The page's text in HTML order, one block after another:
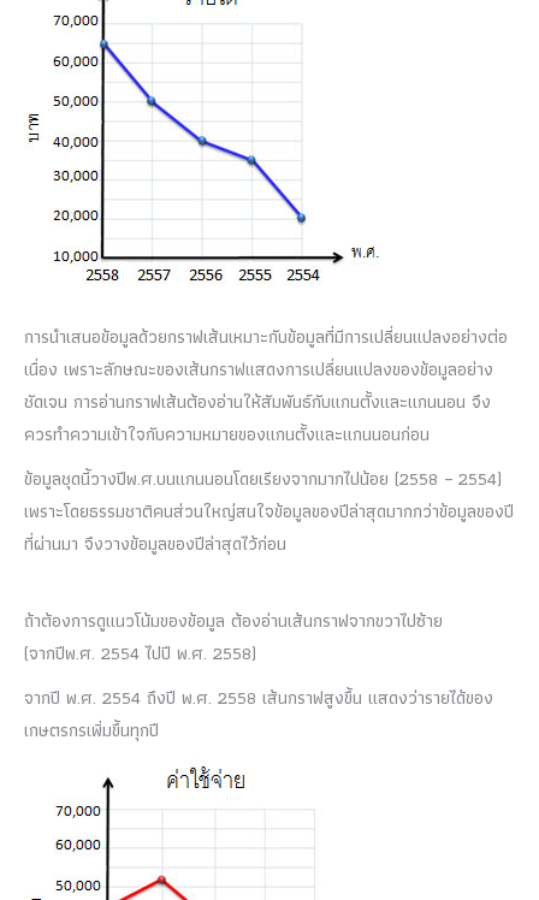
การนำเสนอข้อมูลด้วยกราฟเส้นเหมาะกับข้อมูลที่มีการเปลี่ยนแปลงอย่างต่อ
เนื่อง เพราะลักษณะของเส้นกราฟแสดงการเปลี่ยนแปลงของข้อมูลอย่าง
ชัดเจน การอ่านกราฟเส้นต้องอ่านให้สัมพันธ์กับแกนตั้งและแกนนอน จึง
ควรทำความเข้าใจกับความหมายของแกนตั้งและแกนนอนก่อน
ข้อมูลชุดนี้วางปีพ.ศ.บนแกนนอนโดยเรียงจากมากไปน้อย (2558 – 2554)
เพราะโดยธรรมชาติคนส่วนใหญ่สนใจข้อมูลของปีล่าสุดมากกว่าข้อมูลของปี
ที่ผ่านมา จึงวางข้อมูลของปีล่าสุดไว้ก่อน
ถ้าต้องการดูแนวโน้มของข้อมูล ต้องอ่านเส้นกราฟจากขวาไปซ้าย
(จากปีพ.ศ. 2554 ไปปี พ.ศ. 2558)
จากปี พ.ศ. 2554 ถึงปี พ.ศ. 2558 เส้นกราฟสูงขึ้น แสดงว่ารายได้ของ
เกษตรกรเพิ่มขึ้นทุกปี